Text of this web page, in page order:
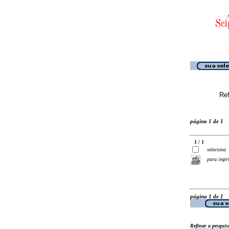
página 1 de 1
1 / 1
seleciona
para
página 1 de 1
Refinar a